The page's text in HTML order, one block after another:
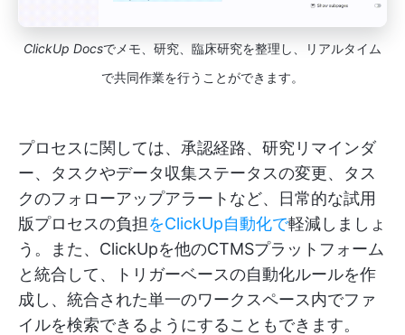
ClickUp Docsでメモ、研究、臨床研究を整理し、リアルタイム
で共同作業を行うことができます。
プロセスに関しては、承認経路、研究リマインダ
ー、タスクやデータ収集ステータスの変更、タス
クのフォローアップアラートなど、日常的な試用
版プロセスの負担をClickUp自動化で軽減しましょ
う。また、ClickUpを他のCTMSプラットフォーム
と統合して、トリガーベースの自動化ルールを作
成し、統合された単一のワークスペース内でファ
イルを検索できるようにすることもできます。